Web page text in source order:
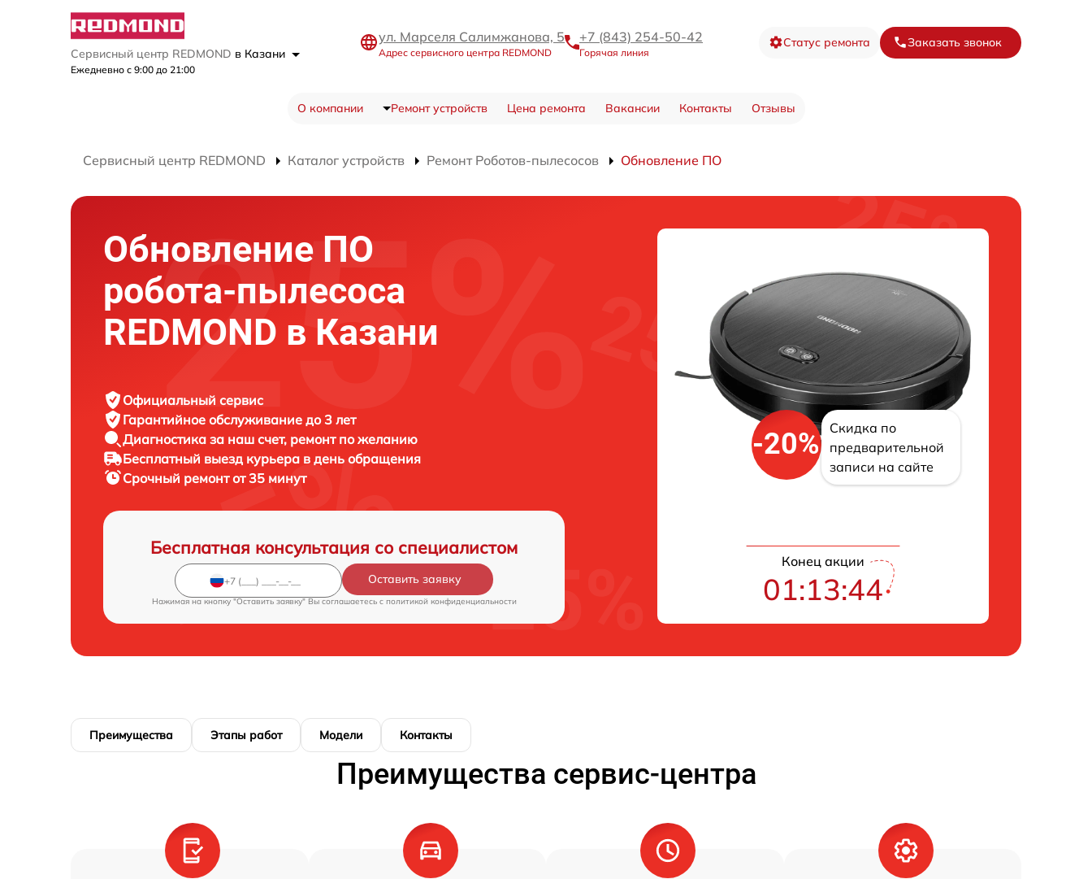
Сервисный центр REDMOND в Казани
Ежедневно с 9:00 до 21:00
ул. Марселя Салимжанова, 5
Адрес сервисного центра REDMOND
+7 (843) 254-50-42
Горячая линия
Статус ремонта Заказать звонок
О компании Ремонт устройств Цена ремонта Вакансии Контакты Отзывы
Сервисный центр REDMOND Каталог устройств Ремонт Роботов-пылесосов Обновление ПО
Обновление ПО
робота-пылесоса
REDMOND в Казани
Официальный сервис
Гарантийное обслуживание до 3 лет
Диагностика за наш счет, ремонт по желанию
Бесплатный выезд курьера в день обращения
Срочный ремонтот 35 минут
Бесплатная консультация со специалистом
Оставить заявку
Нажимая на кнопку "Оставить заявку" Вы соглашаетесь c политикой конфиденциальности
-20%
Скидка по
предварительной
записи на сайте
Конец акции
01:13:43
Преимущества Этапы работ Модели Контакты
Преимущества сервис-центра